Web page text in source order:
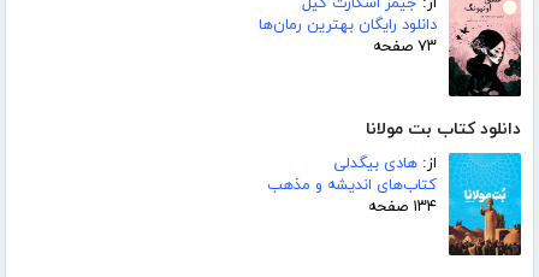
دانلود رایگان بهترین رمان‌ها
۷۳ صفحه
دانلود کتاب بت مولانا
از: هادی بیگدلی
کتاب‌های اندیشه و مذهب
۱۳۴ صفحه